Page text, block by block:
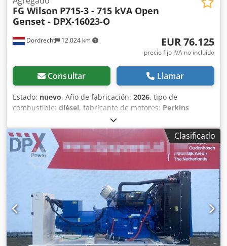
Dordrecht 12.024 km
FG Wilson P715-3 - 715 kVA Open
Genset - DPX-16023-O
EUR 76.125
precio fijo IVA no incluído
Consultar Llamar
Estado: nuevo, Año de fabricación: 2026, tipo de
combustible: diésel, fabricante de motores: Perkins
, Uso previsto: Construcción Peso en vacío:
4.522 kg Potencia del generador: 715 kVA Dimensiones del
espacio de carga: 391 x 147 x 216 cm Certificación CE: sí
Volumen del depósito de agua: 1.132 l Csdpfx Ajx S Ul
Ssiferf País de fabricación: CN Póngase en contacto con el
equipo de DPX para más información. = Más opciones y
accesorios = - Batería - Cuadro de control - Cisterna
Clasificado